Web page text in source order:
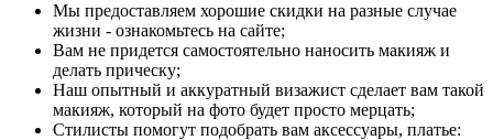
Мы предоставляем хорошие скидки на разные случае
жизни - ознакомьтесь на сайте;
Вам не придется самостоятельно наносить макияж и
делать прическу;
Наш опытный и аккуратный визажист сделает вам такой
макияж, который на фото будет просто мерцать;
Стилисты помогут подобрать вам аксессуары, платье: